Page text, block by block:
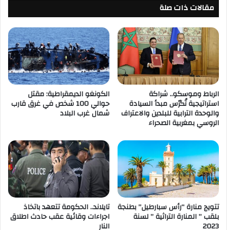
مقالات ذات صلة
الرباط وموسكو.. شراكة
استراتيجية تُكرّس مبدأ السيادة
والوحدة الترابية للبلدين والاعتراف
الروسي بمغربية الصحراء
الكونغو الديمقراطية: مقتل
حوالي 100 شخص في غرق قارب
شمال غرب البلاد
تتويج منارة “رأس سبارطيل” بطنجة
بلقب ” المنارة التراثية ” لسنة
2023
تايلاند.. الحكومة تتعهد باتخاذ
اجراءات وقائية عقب حادث اطلاق
النار